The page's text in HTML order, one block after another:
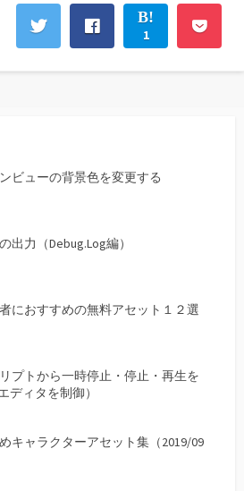
1
ビューの背景色を変更する
出力（Debug.Log編）
におすすめの無料アセット１２選
プトから一時停止・停止・再生を
ディタを制御）
キャラクターアセット集（2019/09